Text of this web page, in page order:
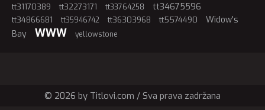
tt31170389
tt32273171 tt33764258 tt34675596
tt34866681 tt35946742 tt36303968 tt5574490
Widow's
Bay
WWW yellowstone
© 2026 by Titlovi.com / Sva prava zadržana